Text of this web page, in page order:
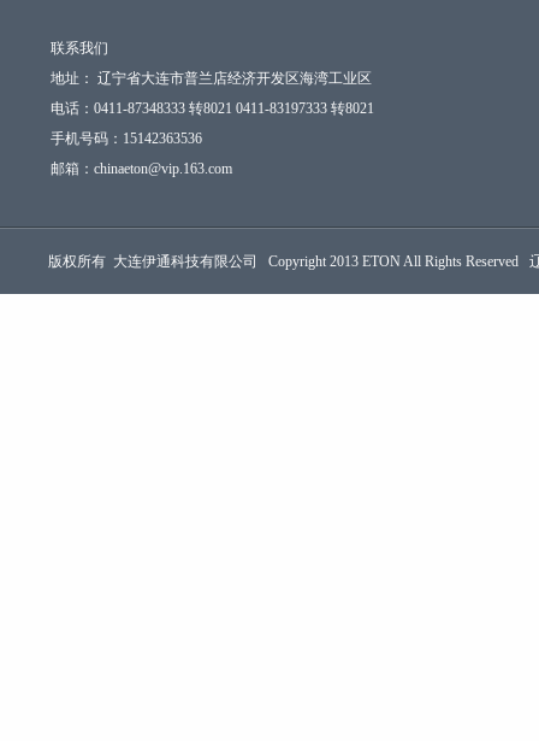
联系我们
地址： 辽宁省大连市普兰店经济开发区海湾工业区
电话：0411-87348333 转8021 0411-83197333 转8021
手机号码：15142363536
邮箱：chinaeton@vip.163.com
版权所有 大连伊通科技有限公司 Copyright 2013 ETON All Rights Reserved